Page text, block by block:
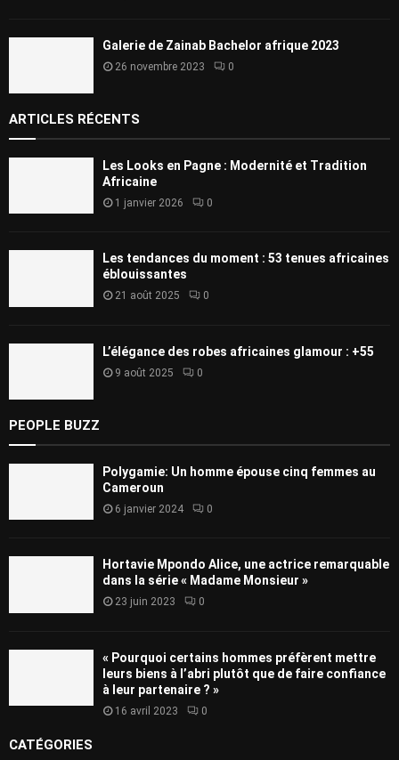
Galerie de Zainab Bachelor afrique 2023
26 novembre 2023 0
ARTICLES RÉCENTS
Les Looks en Pagne : Modernité et Tradition
Africaine
1 janvier 2026 0
Les tendances du moment : 53 tenues africaines
éblouissantes
21 août 2025 0
L’élégance des robes africaines glamour : +55
9 août 2025 0
PEOPLE BUZZ
Polygamie: Un homme épouse cinq femmes au
Cameroun
6 janvier 2024 0
Hortavie Mpondo Alice, une actrice remarquable
dans la série « Madame Monsieur »
23 juin 2023 0
« Pourquoi certains hommes préfèrent mettre
leurs biens à l’abri plutôt que de faire confiance
à leur partenaire ? »
16 avril 2023 0
CATÉGORIES